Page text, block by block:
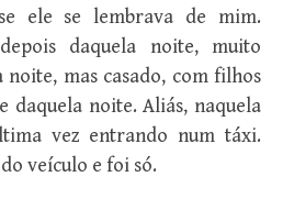
ele se lembrava de mim.
daquela noite, muito
noite, mas casado, com filhos
daquela noite. Aliás, naquela
vez entrando num táxi.
veículo e foi só.